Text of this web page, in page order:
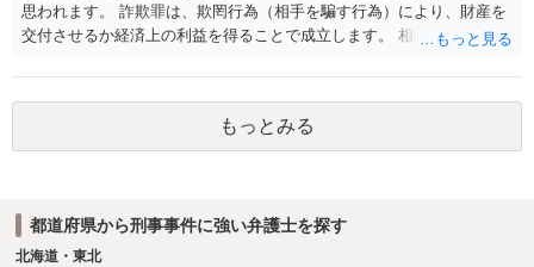
思われます。 詐欺罪は、欺罔行為（相手を騙す行為）により、財産を
交付させるか経済上の利益を得ることで成立します。 相談者さんは、
ので、詐欺罪の実行行為性が無く罪に問うことはできません。 おそら
く、相手が真実を話せば警察も取り合わないと思いますが、虚偽の内
容を述べた場合は、捜査はあるかもしれません。 ただし、捜査におい
て、真実を説明すれば、「ちゃんと返しなさいよ」程度の注意で済む
くのみでしょう。 以上、ご参考まで。
もっとみる
都道府県から刑事事件に強い弁護士を探す
北海道・東北